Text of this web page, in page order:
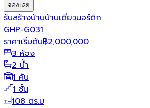
จองเลย
รับสร้างบ้านบ้านเดี่ยวนอร์ดิก
GHP-G031
ราคาเริ่มต้น฿2,000,000
3 ห้อง
2 น้ำ
1 คัน
1 ชั้น
108 ตร.ม